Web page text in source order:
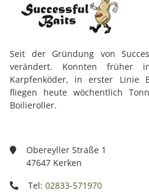
Seit der Gründung von
verändert. Konnten früher
Karpfenköder, in erster Linie
fliegen heute wöchentlich
Boilieroller.
Obereyller Straße 1
47647 Kerken
Tel: 02833-571970